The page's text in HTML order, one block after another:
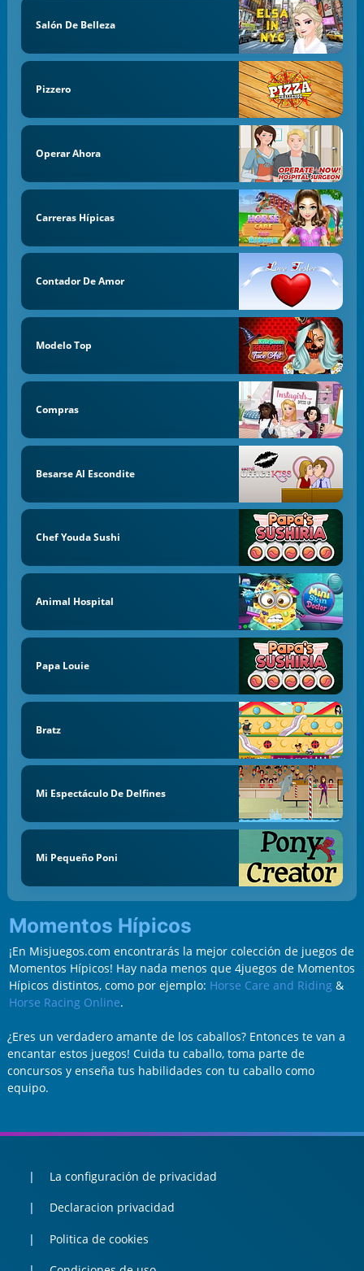
Salón De Belleza
Pizzero
Operar Ahora
Carreras Hípicas
Contador De Amor
Modelo Top
Compras
Besarse Al Escondite
Chef Youda Sushi
Animal Hospital
Papa Louie
Bratz
Mi Espectáculo De Delfines
Mi Pequeño Poni
Momentos Hípicos
¡En Misjuegos.com encontrarás la mejor colección de juegos de
Momentos Hípicos! Hay nada menos que 4juegos de Momentos
Hípicos distintos, como por ejemplo: Horse Care and Riding &
Horse Racing Online.
¿Eres un verdadero amante de los caballos? Entonces te van a
encantar estos juegos! Cuida tu caballo, toma parte de
concursos y enseña tus habilidades con tu caballo como
equipo.
La configuración de privacidad
Declaracion privacidad
Politica de cookies